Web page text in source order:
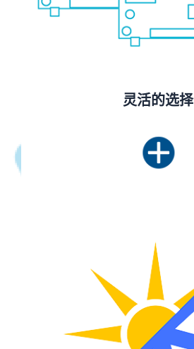
灵活的选择